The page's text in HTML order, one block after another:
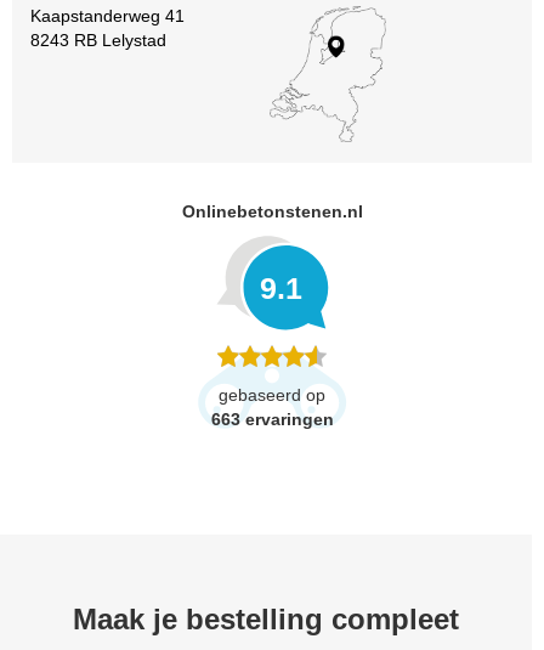
Kaapstanderweg 41
8243 RB Lelystad
Onlinebetonstenen.nl
9.1
gebaseerd op
663 ervaringen
Maak je bestelling compleet